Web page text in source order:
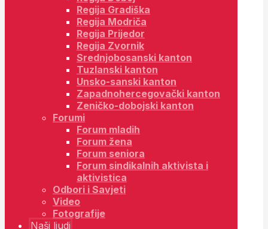
Regija Gradiška
Regija Modriča
Regija Prijedor
Regija Zvornik
Srednjobosanski kanton
Tuzlanski kanton
Unsko-sanski kanton
Zapadnohercegovački kanton
Zeničko-dobojski kanton
Forumi
Forum mladih
Forum žena
Forum seniora
Forum sindikalnih aktivista i
aktivistica
Odbori i Savjeti
Video
Fotografije
Naši ljudi